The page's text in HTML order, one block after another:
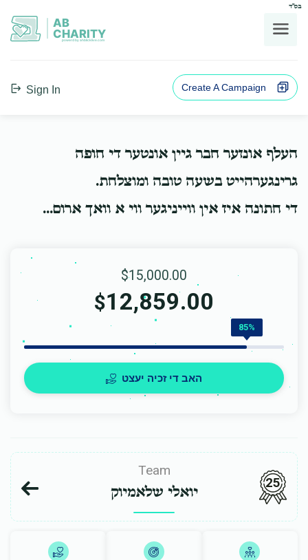
בס"ד
AB
CHARITY
powerd by ahblicklive.com
Sign In Create A Campaign
העלף אונזער חבר גיין אונטער די חופה
גרינגערהייט בשעה טובה ומוצלחת.
די חתונה איז אין ווייניגער ווי א וואך ארום...
$15,000.00
$12,859.00
85%
האב די זכיה יעצט
Team
יואלי שלאמיוק 25